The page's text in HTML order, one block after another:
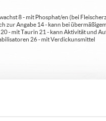
8 - mit Phosphat/en (bei
Angabe 14 - kann bei
- mit Taurin 21 - kann Aktivität und
26 - mit Verdickunsmittel
Getreide / Gerste A4 -
daraus gewonnene Erzeugnisse
Schalenfrüchte sowie daraus
daraus gewonnene Erzeugnisse
sowie daraus gewonnene